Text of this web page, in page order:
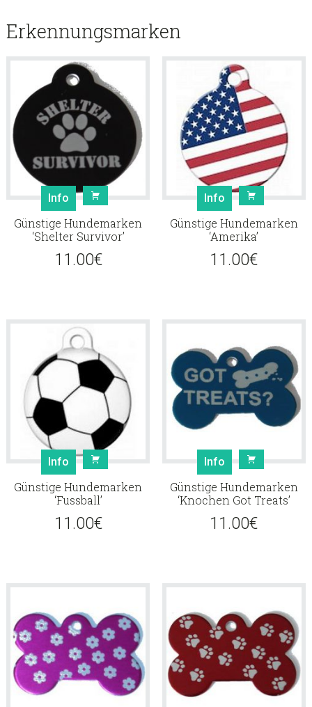
Erkennungsmarken
Info
Günstige Hundemarken
‘Shelter Survivor’
11.00€
Info
Günstige Hundemarken
‘Amerika’
11.00€
Info
Günstige Hundemarken
‘Fussball’
11.00€
Info
Günstige Hundemarken
‘Knochen Got Treats’
11.00€